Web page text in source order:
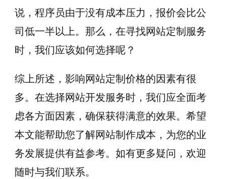
说，程序员由于没有成本压力，报价会比公
司低一半以上。那么，在寻找网站定制服务
时，我们应该如何选择呢？
综上所述，影响网站定制价格的因素有很
多。在选择网站开发服务时，我们应全面考
虑各方面因素，确保获得满意的效果。希望
本文能帮助您了解网站制作成本，为您的业
务发展提供有益参考。如有更多疑问，欢迎
随时与我们联系。